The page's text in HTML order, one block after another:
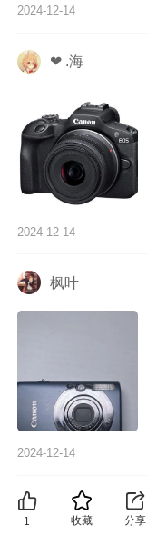
2024-12-14
❤ .海
2024-12-14
枫叶
2024-12-14
1 收藏 分享